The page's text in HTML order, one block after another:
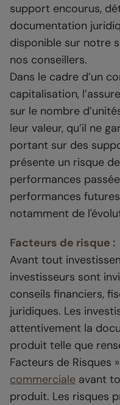
support encourus,
documentation
disponible sur notre
nos conseillers.
Dans le cadre d’un
capitalisation,
sur le nombre
leur valeur, qu’il ne
portant sur des
présente un risque
performances
performances
notamment de
Facteurs de risque :
Avant tout
investisseurs sont
conseils financiers,
juridiques. Les
attentivement la
produit telle que
Facteurs de Risques
commerciale avant
produit. Les risques